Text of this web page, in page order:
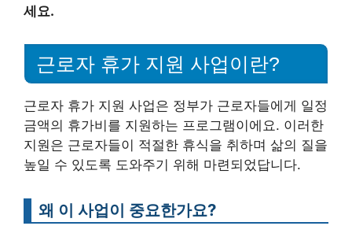
세요.
근로자 휴가 지원 사업이란?
근로자 휴가 지원 사업은 정부가 근로자들에게 일정
금액의 휴가비를 지원하는 프로그램이에요. 이러한
지원은 근로자들이 적절한 휴식을 취하며 삶의 질을
높일 수 있도록 도와주기 위해 마련되었답니다.
왜 이 사업이 중요한가요?